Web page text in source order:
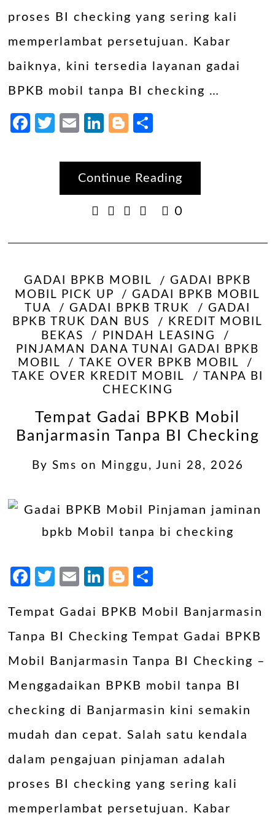
proses BI checking yang sering kali
memperlambat persetujuan. Kabar
baiknya, kini tersedia layanan gadai
BPKB mobil tanpa BI checking …
Facebook
Twitter
EmailLinkedIn
Blogger
Continue Reading
0
GADAI BPKB MOBIL
GADAI BPKB
MOBIL PICK UP
GADAI BPKB MOBIL
TUA
GADAI BPKB TRUK
GADAI
BPKB TRUK DAN BUS
KREDIT MOBIL
BEKAS
PINDAH LEASING
PINJAMAN DANA TUNAI GADAI BPKB
MOBIL
TAKE OVER BPKB MOBIL
TAKE OVER KREDIT MOBIL
TANPA BI
CHECKING
Tempat Gadai BPKB Mobil
Banjarmasin Tanpa BI Checking
By Sms on Minggu, Juni 28, 2026
Facebook
Twitter
EmailLinkedIn
Blogger
Tempat Gadai BPKB Mobil Banjarmasin
Tanpa BI Checking Tempat Gadai BPKB
Mobil Banjarmasin Tanpa BI Checking –
Menggadaikan BPKB mobil tanpa BI
checking di Banjarmasin kini semakin
mudah dan cepat. Salah satu kendala
dalam pengajuan pinjaman adalah
proses BI checking yang sering kali
memperlambat persetujuan. Kabar